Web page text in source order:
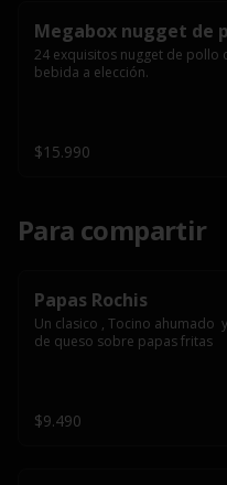
Megabox nugget de
24 exquisitos nugget de pollo
bebida a elección.
$15.990
Para compartir
Papas Rochis
Un clasico , Tocino ahumado
de queso sobre papas fritas
$9.490